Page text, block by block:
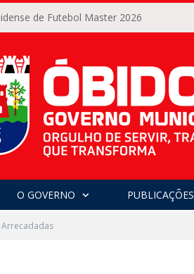
de Futebol Master 2026
O GOVERNO PUBLICAÇÕES
Arrecadadas